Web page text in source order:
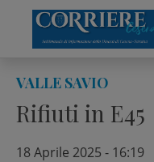
content
VALLE SAVIO
Rifiuti in E45
18 Aprile 2025 - 16:19